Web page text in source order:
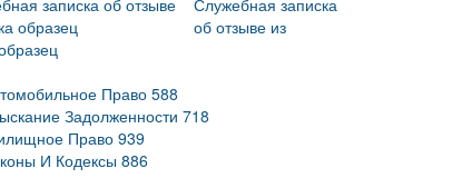
Служебная записка
об отзыве из
Право 588
Задолженности 718
Право939
И Кодексы 886